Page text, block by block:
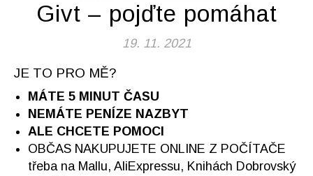
Givt – pojďte pomáhat
19. 11. 2021
JE TO PRO MĚ?
MÁTE 5 MINUT ČASU
NEMÁTE PENÍZE NAZBYT
ALE CHCETE POMOCI
OBČAS NAKUPUJETE ONLINE Z POČÍTAČE
třeba na Mallu, AliExpressu, Knihách Dobrovský